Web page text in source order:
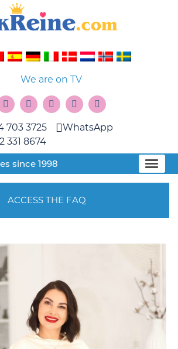
We are on TV
703 3725
331 8674
WhatsApp
since 1998
ACCESS THE FAQ